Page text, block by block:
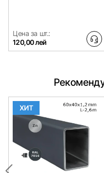
Цена за шт.:
120,00 лей
ХИТ